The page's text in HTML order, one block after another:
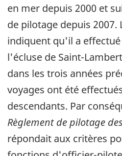
en mer depuis 2000 et
de pilotage depuis 2007.
indiquent qu'il a
l'écluse de Saint-
dans les trois années
voyages ont été
descendants. Par
Règlement de pilotage
répondait aux critères